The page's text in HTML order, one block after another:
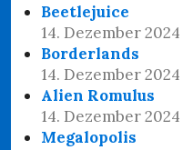
Beetlejuice
14. Dezember 2024
Borderlands
14. Dezember 2024
Alien Romulus
14. Dezember 2024
Megalopolis